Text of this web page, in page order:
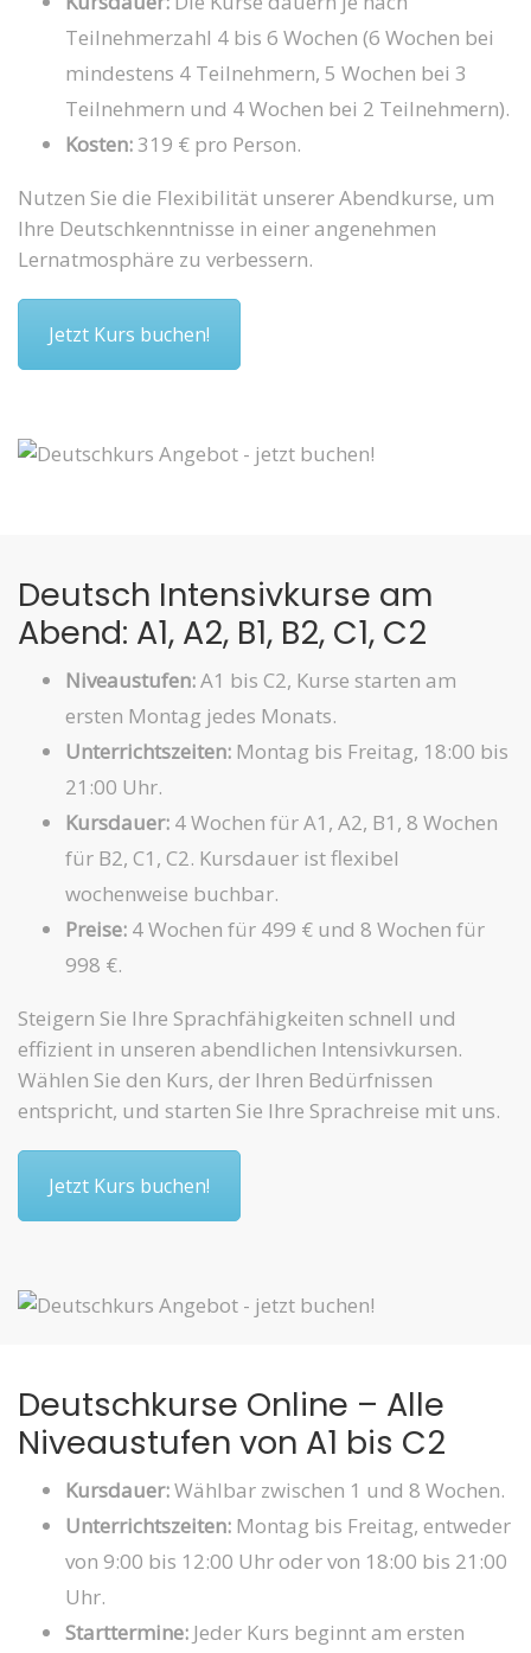
Teilnehmerzahl 4 bis 6 Wochen (6 Wochen bei
mindestens 4 Teilnehmern, 5 Wochen bei 3
Teilnehmern und 4 Wochen bei 2 Teilnehmern).
Kosten:319 € pro Person.
Nutzen Sie die Flexibilität unserer Abendkurse, um
Ihre Deutschkenntnisse in einer angenehmen
Lernatmosphäre zu verbessern.
Jetzt Kurs buchen!
Deutsch Intensivkurse am
Abend: A1, A2, B1, B2, C1, C2
Niveaustufen:A1 bis C2, Kurse starten am
ersten Montag jedes Monats.
Unterrichtszeiten:Montag bis Freitag, 18:00 bis
21:00 Uhr.
Kursdauer:4 Wochen für A1, A2, B1, 8 Wochen
für B2, C1, C2. Kursdauer ist flexibel
wochenweise buchbar.
Preise:4 Wochen für 499 € und 8 Wochen für
998 €.
Steigern Sie Ihre Sprachfähigkeiten schnell und
effizient in unseren abendlichen Intensivkursen.
Wählen Sie den Kurs, der Ihren Bedürfnissen
entspricht, und starten Sie Ihre Sprachreise mit uns.
Jetzt Kurs buchen!
Deutschkurse Online – Alle
Niveaustufen von A1 bis C2
Kursdauer:Wählbar zwischen 1 und 8 Wochen.
Unterrichtszeiten:Montag bis Freitag, entweder
von 9:00 bis 12:00 Uhr oder von 18:00 bis 21:00
Uhr.
Starttermine:Jeder Kurs beginnt am ersten